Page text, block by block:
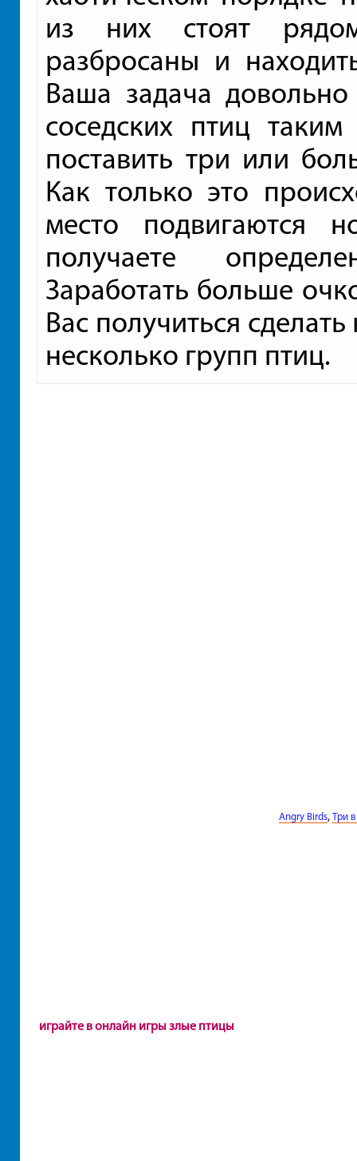
из них стоят
разбросаны и
Ваша задача
соседских птиц
поставить три или
Как только это
место
получаете
Заработать больше
Вас получиться
несколько групп птиц.
Angry Birds, Три
играйте в онлайн игры злые птицы